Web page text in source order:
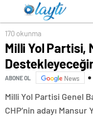
170 okunma
Milli Yol Partisi,
ABONE OL News
Milli Yol Partisi Genel
CHP’nin adayı Mansur